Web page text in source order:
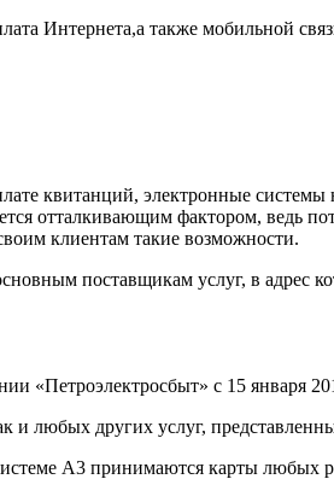
Интернета,а также мобильной
квитанций, электронные
отталкивающим фактором, ведь
клиентам такие возможности.
поставщикам услуг, в адрес
«Петроэлектросбыт» с 15 января
любых других услуг,
А3 принимаются карты любых